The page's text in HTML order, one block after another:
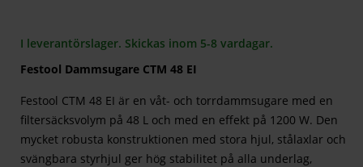
I leverantörslager. Skickas inom 5-8 vardagar.
Festool Dammsugare CTM 48 EI
Festool CTM 48 EI är en våt- och torrdammsugare med en
filtersäcksvolym på 48 L och med en effekt på 1200 W. Den
mycket robusta konstruktionen med stora hjul, stålaxlar och
svängbara styrhjul ger hög stabilitet på alla underlag,